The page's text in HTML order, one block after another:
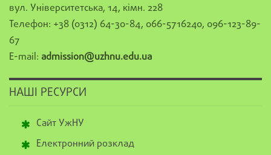
вул. Університетська, 14, кімн. 228
Телефон: +38 (0312) 64-30-84, 066-5716240, 096-123-89-
67
E-mail: admission@uzhnu.edu.ua
НАШІ РЕСУРСИ
Сайт УжНУ
Електронний розклад